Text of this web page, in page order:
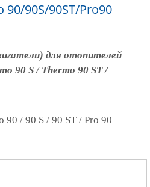
90/90S/90ST/Pro90
для отопителей
90 S / Thermo 90 ST /